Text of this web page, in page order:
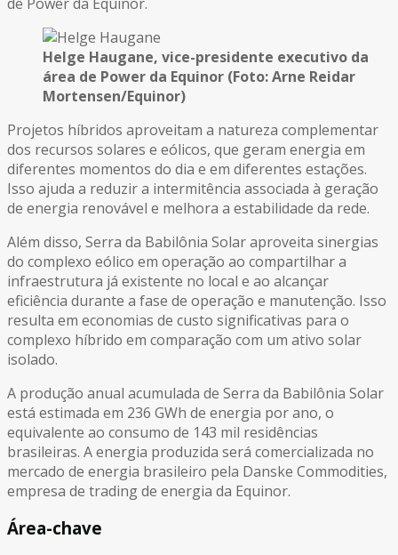
Helge Haugane, vice-presidente executivo da
área de Power da Equinor (Foto: Arne Reidar
Mortensen/Equinor)
Projetos híbridos aproveitam a natureza complementar
dos recursos solares e eólicos, que geram energia em
diferentes momentos do dia e em diferentes estações.
Isso ajuda a reduzir a intermitência associada à geração
de energia renovável e melhora a estabilidade da rede.
Além disso, Serra da Babilônia Solar aproveita sinergias
do complexo eólico em operação ao compartilhar a
infraestrutura já existente no local e ao alcançar
eficiência durante a fase de operação e manutenção. Isso
resulta em economias de custo significativas para o
complexo híbrido em comparação com um ativo solar
isolado.
A produção anual acumulada de Serra da Babilônia Solar
está estimada em 236 GWh de energia por ano, o
equivalente ao consumo de 143 mil residências
brasileiras. A energia produzida será comercializada no
mercado de energia brasileiro pela Danske Commodities,
empresa de trading de energia da Equinor.
Área-chave